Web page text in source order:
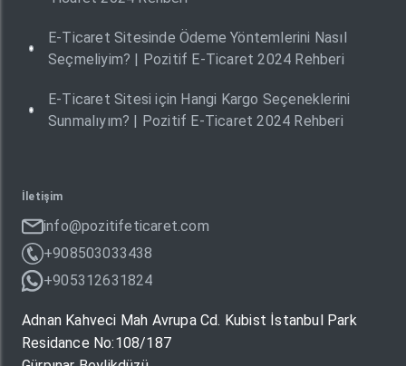
E-Ticaret Sitesinde Ödeme Yöntemlerini Nasıl
Seçmeliyim? | Pozitif E-Ticaret 2024 Rehberi
E-Ticaret Sitesi için Hangi Kargo Seçeneklerini
Sunmalıyım? | Pozitif E-Ticaret 2024 Rehberi
İletişim
info@pozitifeticaret.com
+908503033438
+905312631824
Adnan Kahveci Mah Avrupa Cd. Kubist İstanbul Park
Residance No:108/187